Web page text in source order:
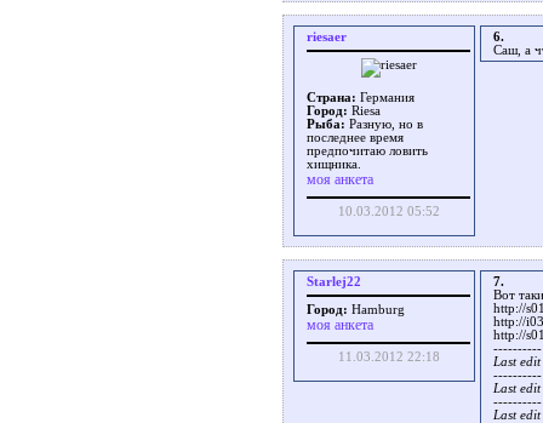
riesaer
Страна: Германия
Город: Riesa
Рыба: Разную, но в
последнее время
предпочитаю ловить
хищника.
моя анкета
10.03.2012 05:52
6.
Саш, а
Starlej22
Город: Hamburg
моя анкета
11.03.2012 22:18
7.
Вот
http://
http://
http://
----------
Last
----------
Last
----------
Last